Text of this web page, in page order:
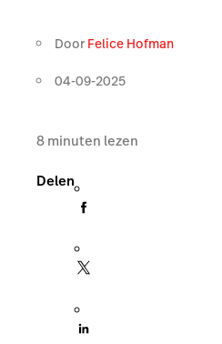
Door Felice Hofman
04-09-2025
8minuten lezen
Delen